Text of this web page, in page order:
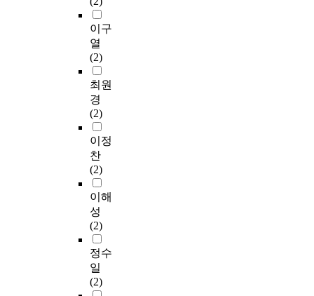
이구
열
(2)
최원
경
(2)
이정
찬
(2)
이해
성
(2)
정수
일
(2)